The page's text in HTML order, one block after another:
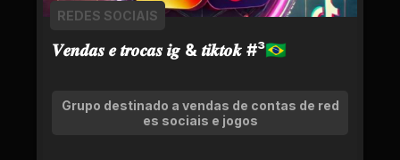
𝑽𝒆𝒏𝒅𝒂𝒔 𝒆 𝒕𝒓𝒐𝒄𝒂𝒔 𝒊𝒈 & 𝒕𝒊𝒌𝒕𝒐𝒌 #³🇧🇷
REDES SOCIAIS
Grupo destinado a vendas de contas de red
es sociais e jogos